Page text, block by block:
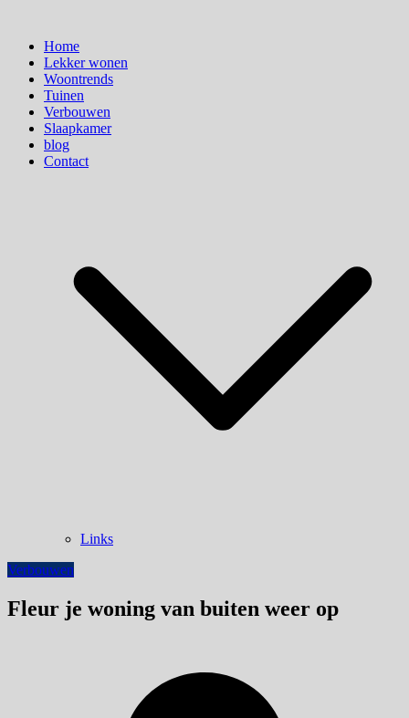
Home
Lekker wonen
Woontrends
Tuinen
Verbouwen
Slaapkamer
blog
Contact
Links
Verbouwen
Fleur je woning van buiten weer op